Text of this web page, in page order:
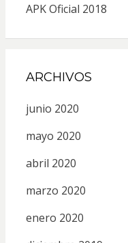
APK Oficial 2018
ARCHIVOS
junio 2020
mayo 2020
abril 2020
marzo 2020
enero 2020